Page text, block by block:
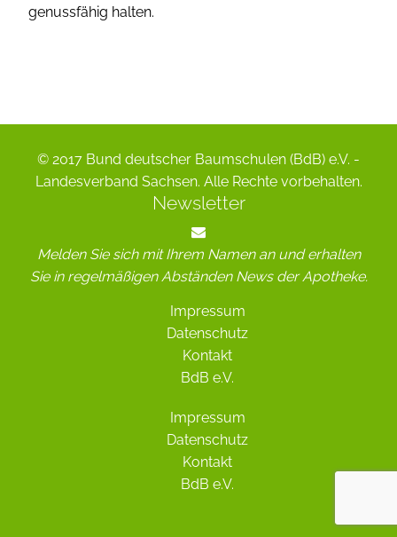
genussfähig halten.
© 2017 Bund deutscher Baumschulen (BdB) e.V. -
Landesverband Sachsen. Alle Rechte vorbehalten.
Newsletter
Melden Sie sich mit Ihrem Namen an und erhalten
Sie in regelmäßigen Abständen News der Apotheke.
Impressum
Datenschutz
Kontakt
BdB e.V.
Impressum
Datenschutz
Kontakt
BdB e.V.